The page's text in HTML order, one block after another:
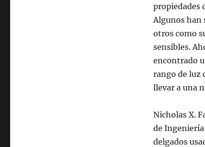
propiedades
Algunos han
otros como
sensibles.
encontrado
rango de luz
llevar a una
Nicholas X.
de
delgados